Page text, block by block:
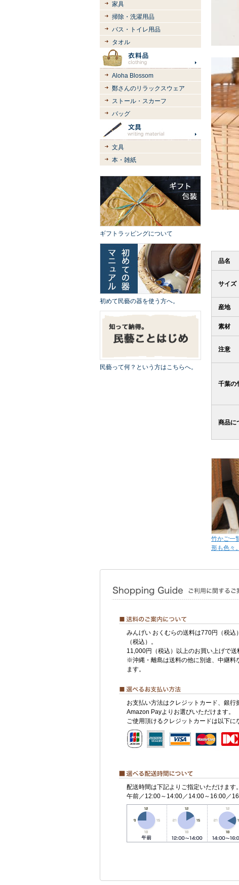
家具
掃除・洗濯用品
バス・トイレ用品
タオル
Aloha Blossom
鄭さんのリラックスウェア
ストール・スカーフ
バッグ
文具
本・雑紙
ギフトラッピングについて
初めて民藝の器を使う方へ。
民藝って何？という方はこちらへ。
品名
サイズ
産地
素材
注意
千葉の
商品に
竹かご一
形も色々。
みんげい おくむらの送料は770円（税込
（税込）。
11,000円（税込）以上のお買い上げで送
※沖縄・離島は送料の他に別途、中継料
ます。
お支払い方法はクレジットカード、銀行
Amazon Payよりお選びいただけます。
ご使用頂けるクレジットカードは以下に
配送時間は下記よりご指定いただけます。
午前／12:00～14:00／14:00～16:00／